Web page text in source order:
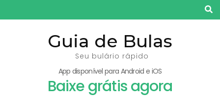
para
Guia de Bulas
Seu bulário rápido
App disponível para Android e iOS
Baixe grátis agora